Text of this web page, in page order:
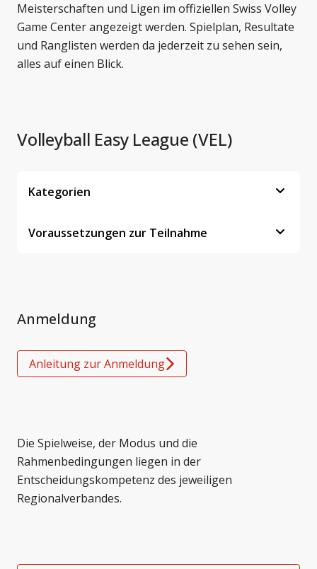
Meisterschaften und Ligen im offiziellen Swiss Volley
Game Center angezeigt werden. Spielplan, Resultate
und Ranglisten werden da jederzeit zu sehen sein,
alles auf einen Blick.
Volleyball Easy League (VEL)
Kategorien
Voraussetzungen zur Teilnahme
Anmeldung
Anleitung zur Anmeldung
Die Spielweise, der Modus und die
Rahmenbedingungen liegen in der
Entscheidungskompetenz des jeweiligen
Regionalverbandes.